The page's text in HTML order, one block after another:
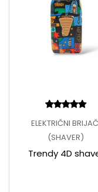
ELEKTRIČNI
(SHAVER)
Trendy 4D